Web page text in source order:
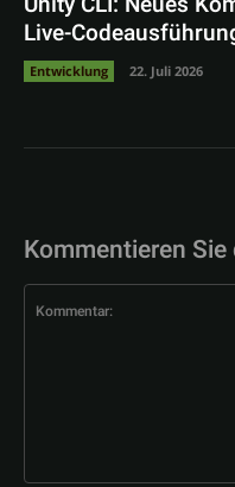
Live-
Entwicklung 22. Juli 2026
Kommentieren